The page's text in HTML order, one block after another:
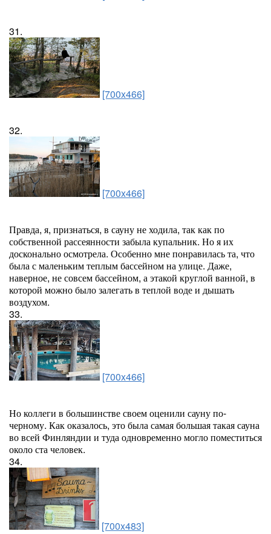
31.
[700x466]
32.
[700x466]
Правда, я, признаться, в сауну не ходила, так как по
собственной рассеянности забыла купальник. Но я их
досконально осмотрела. Особенно мне понравилась та, что
была с маленьким теплым бассейном на улице. Даже,
наверное, не совсем бассейном, а этакой круглой ванной, в
которой можно было залегать в теплой воде и дышать
воздухом.
33.
[700x466]
Но коллеги в большинстве своем оценили сауну по-
черному. Как оказалось, это была самая большая такая сауна
во всей Финляндии и туда одновременно могло поместиться
около ста человек.
34.
[700x483]